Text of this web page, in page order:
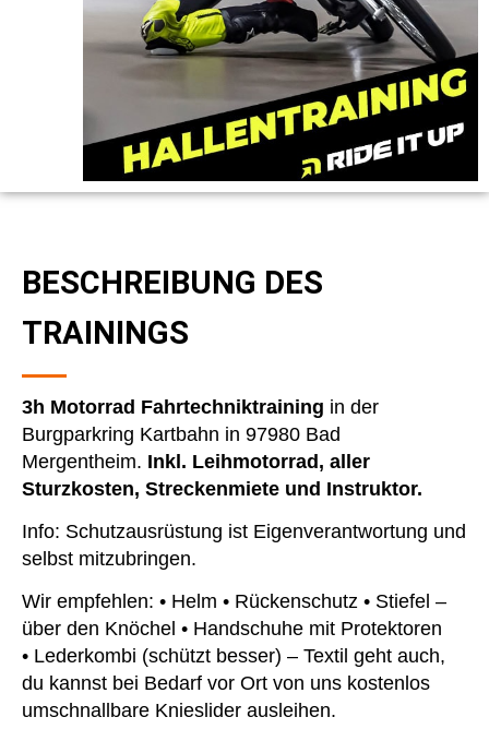
BESCHREIBUNG DES
TRAININGS
3h Motorrad Fahrtechniktraining in der
Burgparkring Kartbahn in 97980 Bad
Mergentheim. Inkl. Leihmotorrad, aller
Sturzkosten, Streckenmiete und Instruktor.
Info: Schutzausrüstung ist Eigenverantwortung und
selbst mitzubringen.
Wir empfehlen: • Helm • Rückenschutz • Stiefel –
über den Knöchel • Handschuhe mit Protektoren
• Lederkombi (schützt besser) – Textil geht auch,
du kannst bei Bedarf vor Ort von uns kostenlos
umschnallbare Knieslider ausleihen.